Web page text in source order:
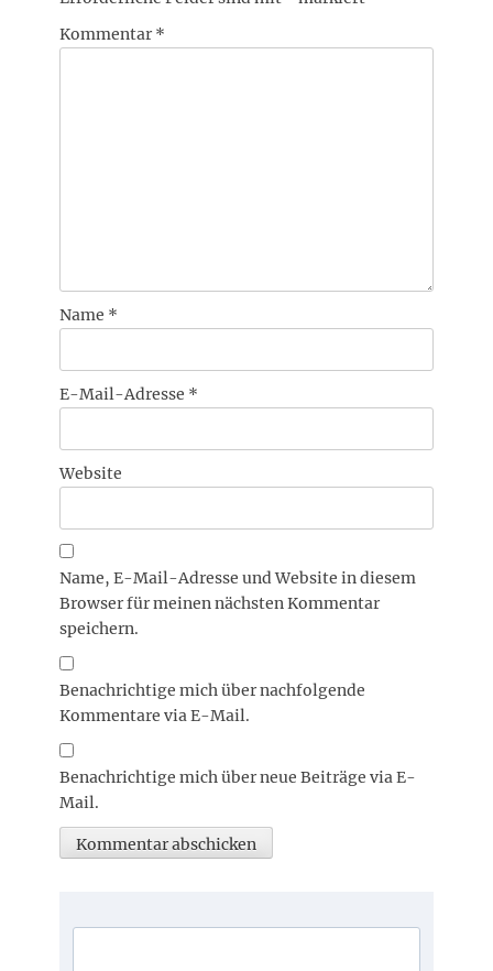
Kommentar *
Name *
E-Mail-Adresse *
Website
Name, E-Mail-Adresse und Website in diesem
Browser für meinen nächsten Kommentar
speichern.
Benachrichtige mich über nachfolgende
Kommentare via E-Mail.
Benachrichtige mich über neue Beiträge via E-
Mail.